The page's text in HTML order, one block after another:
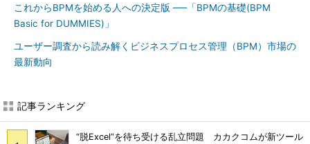
これからBPMを始める人への決定版 ──「BPMの基礎(BPM
Basic for DUMMIES)」
ユーザー調査から読み解くビジネスプロセス管理（BPM）市場の
最新動向
記事ランキング
“脱Excel”を待ち受ける乱立問題 カカクコムが新ツール